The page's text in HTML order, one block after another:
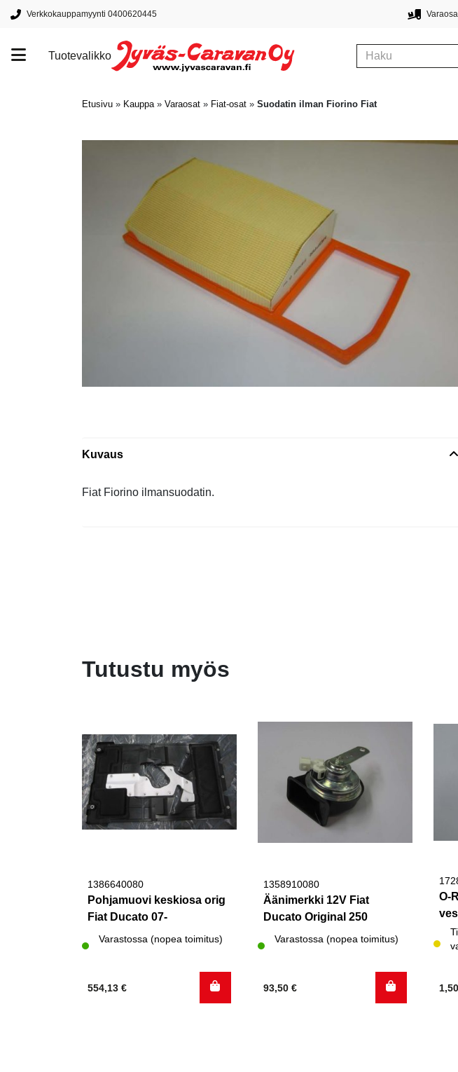
Verkkokauppamyynti 0400620445
Tuotevalikko
Etusivu » Kauppa» Varaosat » Fiat-osat » Suodatin ilman Fiorino Fiat
Kuvaus
Fiat Fiorino ilmansuodatin.
Tutustu myös
1386640080
Pohjamuovi keskiosa orig
Fiat Ducato 07-
Varastossa (nopea toimitus)
554,13 €
1358910080
Äänimerkki 12V Fiat
Ducato Original 250
Varastossa (nopea toimitus)
93,50 €
O-
1,50